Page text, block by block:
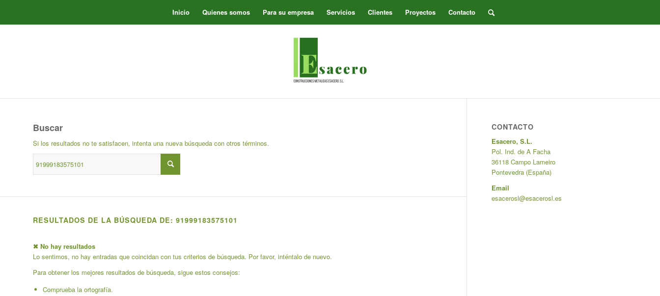
Inicio Quienes somos Para su empresa Servicios Clientes Proyectos Contacto
Buscar
Si los resultados no te satisfacen, intenta una nueva búsqueda con otros términos.
RESULTADOS DE LA BÚSQUEDA DE: 91999183575101
✖ No hay resultados
Lo sentimos, no hay entradas que coincidan con tus criterios de búsqueda. Por favor, inténtalo de nuevo.
Para obtener los mejores resultados de búsqueda, sigue estos consejos:
Comprueba la ortografía.
CONTACTO
Esacero, S.L.
Pol. Ind. de A Facha
36118 Campo Lameiro
Pontevedra (España)
Email
esacerosl@esacerosl.es